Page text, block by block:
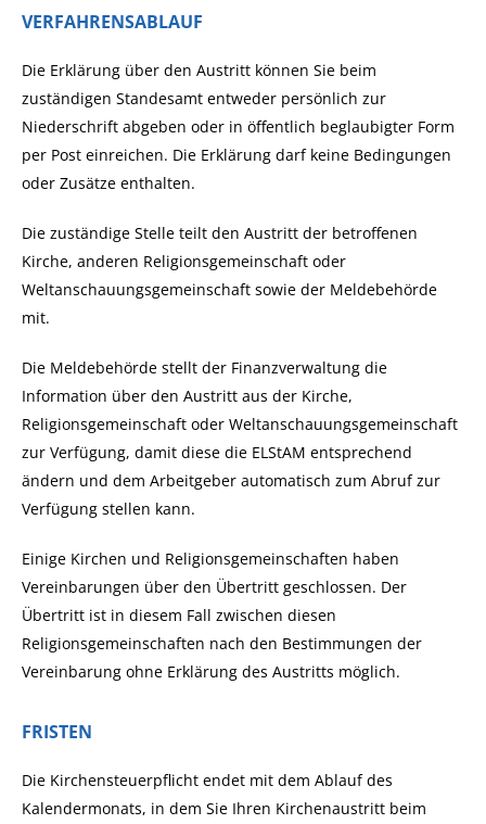
VERFAHRENSABLAUF
Die Erklärung über den Austritt können Sie beim
zuständigen Standesamt entweder persönlich zur
Niederschrift abgeben oder in öffentlich beglaubigter Form
per Post einreichen. Die Erklärung darf keine Bedingungen
oder Zusätze enthalten.
Die zuständige Stelle teilt den Austritt der betroffenen
Kirche, anderen Religionsgemeinschaft oder
Weltanschauungsgemeinschaft sowie der Meldebehörde
mit.
Die Meldebehörde stellt der Finanzverwaltung die
Information über den Austritt aus der Kirche,
Religionsgemeinschaft oder Weltanschauungsgemeinschaft
zur Verfügung, damit diese die ELStAM entsprechend
ändern und dem Arbeitgeber automatisch zum Abruf zur
Verfügung stellen kann.
Einige Kirchen und Religionsgemeinschaften haben
Vereinbarungen über den Übertritt geschlossen. Der
Übertritt ist in diesem Fall zwischen diesen
Religionsgemeinschaften nach den Bestimmungen der
Vereinbarung ohne Erklärung des Austritts möglich.
FRISTEN
Die Kirchensteuerpflicht endet mit dem Ablauf des
Kalendermonats, in dem Sie Ihren Kirchenaustritt beim